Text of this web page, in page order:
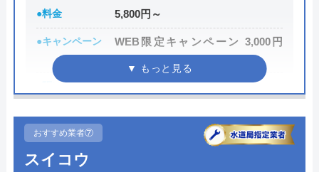
●料金 5,800円～
●キャンペーン
WEB限定キャンペーン 3,000円
OFF
●駆けつけ時間 最短30分
24時間
●定休日
●出張見積もり
おすすめ業者⑦
スイコウ